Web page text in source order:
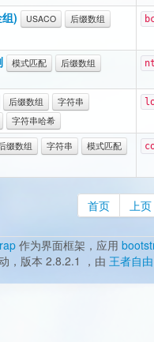
) USACO
后缀数组
模式匹配 后缀数组
后缀数组
字符串
字符串哈希
缀数组 字符串
模式匹配
首页 上页
作为界面框架，应用
，版本 2.8.2.1 ，由 王者自由